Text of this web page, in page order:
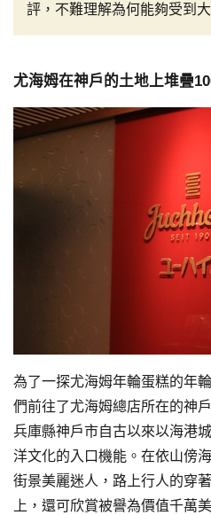
評，不難理解為何能夠受到
尤海姆在神戶的土地上堆疊
為了一探尤海姆年輪蛋糕的年
們前往了尤海姆總店所在的神戶
兵庫縣神戶市自古以來以海港
洋文化的入口機能。在依山傍
街景美麗迷人，路上行人的穿
上，還可欣賞被譽為價值千萬